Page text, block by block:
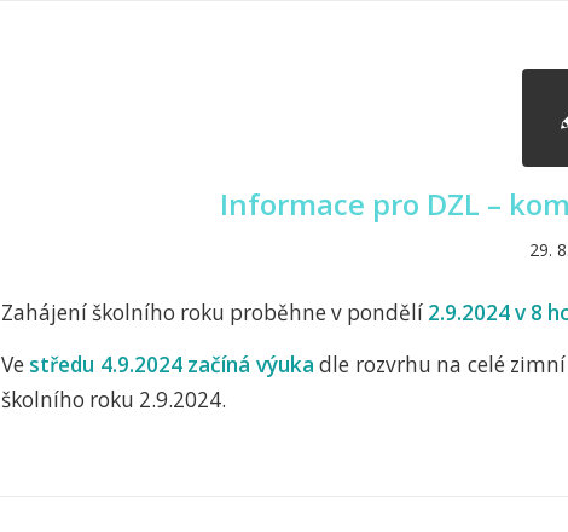
Informace pro DZL –
29.
Zahájení školního roku proběhne v pondělí 2.9.2024 v 8
Ve středu 4.9.2024 začíná výuka dle rozvrhu na celé
školního roku 2.9.2024.